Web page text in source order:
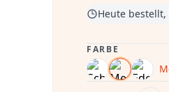
Heute
FARBE